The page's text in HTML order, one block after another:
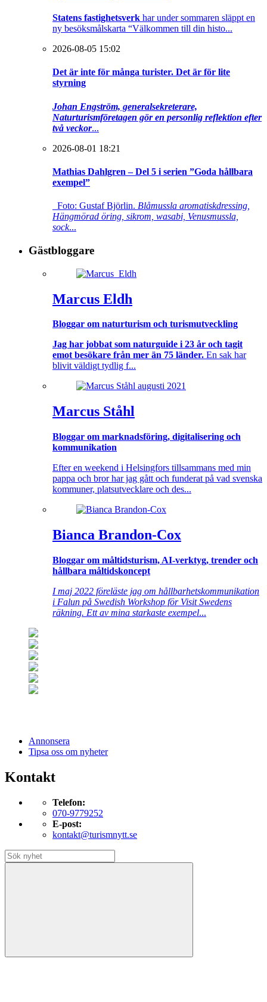
Statens fastighetsverk har under sommaren släppt en
ny besöksmålskarta “Välkommen till din histo...
2026-08-05 15:02
Det är inte för många turister. Det är för lite
styrning
Johan Engström, generalsekreterare,
Naturturismföretagen gör en personlig reflektion efter
två veckor...
2026-08-01 18:21
Mathias Dahlgren – Del 5 i serien ”Goda hållbara
exempel”
Foto: Gustaf Björlin. Blåmussla aromatiskdressing,
Hängmörad öring, sikrom, wasabi, Venusmussla,
sock...
Gästbloggare
Marcus Eldh
Bloggar om naturturism och turismutveckling
Jag har jobbat som naturguide i 23 år och tagit
emot besökare från mer än 75 länder. En sak har
blivit väldigt tydlig f...
Marcus Ståhl
Bloggar om marknadsföring, digitalisering och
kommunikation
Efter en weekend i Helsingfors tillsammans med min
pappa och bror har jag gått och funderat på vad svenska
kommuner, platsutvecklare och des...
Bianca Brandon-Cox
Bloggar om måltidsturism, AI-verktyg, trender och
hållbara måltidskoncept
I maj 2022 föreläste jag om hållbarhetskommunikation
i Falun på Swedish Workshop för Visit Swedens
räkning. Ett av mina starkaste exempel...
Annonsera
Tipsa oss om nyheter
Kontakt
Telefon:
070-9779252
E-post:
kontakt@turismnytt.se